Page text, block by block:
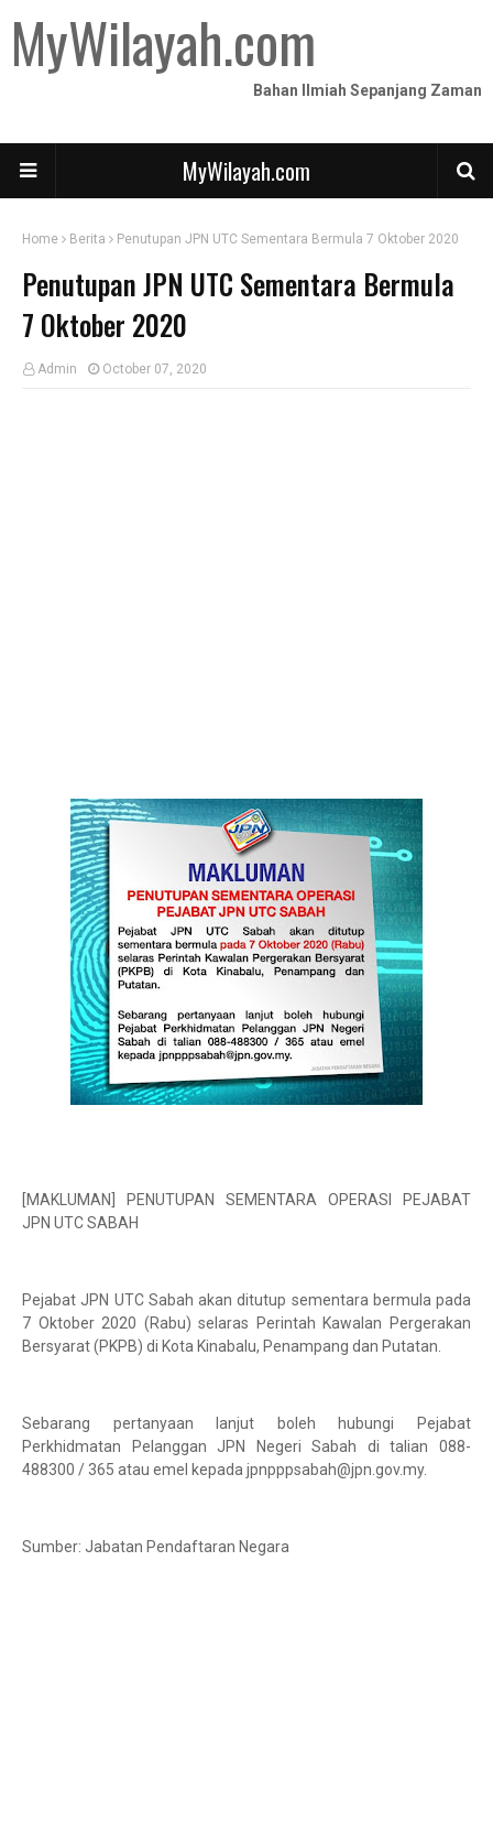
MyWilayah.com
Bahan Ilmiah Sepanjang Zaman
MyWilayah.com
Home Berita Penutupan JPN UTC Sementara Bermula 7 Oktober 2020
Penutupan JPN UTC Sementara Bermula
7 Oktober 2020
Admin October 07, 2020
[MAKLUMAN] PENUTUPAN SEMENTARA OPERASI PEJABAT
JPN UTC SABAH
Pejabat JPN UTC Sabah akan ditutup sementara bermula pada
7 Oktober 2020 (Rabu) selaras Perintah Kawalan Pergerakan
Bersyarat (PKPB) di Kota Kinabalu, Penampang dan Putatan.
Sebarang pertanyaan lanjut boleh hubungi Pejabat
Perkhidmatan Pelanggan JPN Negeri Sabah di talian 088-
488300 / 365 atau emel kepada jpnpppsabah@jpn.gov.my.
Sumber: Jabatan Pendaftaran Negara